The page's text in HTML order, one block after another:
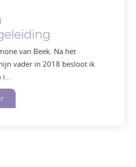
van Beek. Na het
vader in 2018 besloot ik